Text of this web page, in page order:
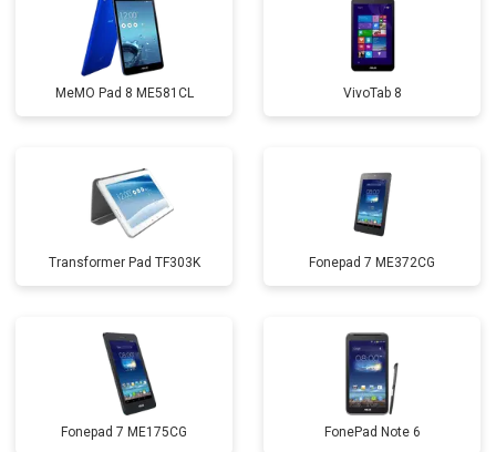
MeMO Pad 8 ME581CL VivoTab 8
Transformer Pad TF303K Fonepad 7 ME372CG
Fonepad 7 ME175CG FonePad Note 6